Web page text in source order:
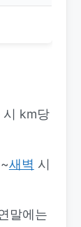
km당
새벽 시
말에는